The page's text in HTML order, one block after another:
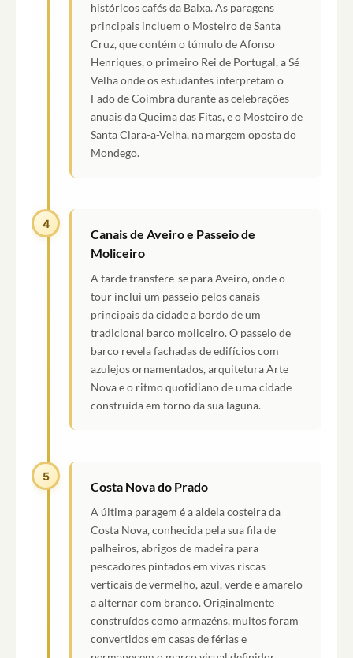
históricos cafés da Baixa. As paragens
principais incluem o Mosteiro de Santa
Cruz, que contém o túmulo de Afonso
Henriques, o primeiro Rei de Portugal, a Sé
Velha onde os estudantes interpretam o
Fado de Coimbra durante as celebrações
anuais da Queima das Fitas, e o Mosteiro de
Santa Clara-a-Velha, na margem oposta do
Mondego.
4
Canais de Aveiro e Passeio de
Moliceiro
A tarde transfere-se para Aveiro, onde o
tour inclui um passeio pelos canais
principais da cidade a bordo de um
tradicional barco moliceiro. O passeio de
barco revela fachadas de edifícios com
azulejos ornamentados, arquitetura Arte
Nova e o ritmo quotidiano de uma cidade
construída em torno da sua laguna.
5
Costa Nova do Prado
A última paragem é a aldeia costeira da
Costa Nova, conhecida pela sua fila de
palheiros, abrigos de madeira para
pescadores pintados em vivas riscas
verticais de vermelho, azul, verde e amarelo
a alternar com branco. Originalmente
construídos como armazéns, muitos foram
convertidos em casas de férias e